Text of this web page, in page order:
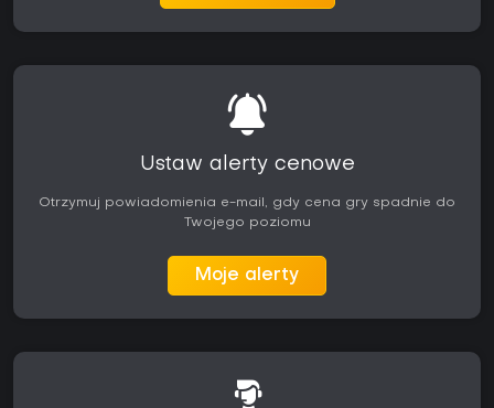
Ustaw alerty cenowe
Otrzymuj powiadomienia e-mail, gdy cena gry spadnie do
Twojego poziomu
Moje alerty